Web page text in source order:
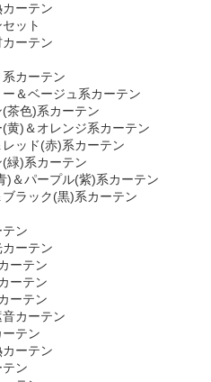
ーテン
ット
ーテン
カーテン
＆ベージュ系カーテン
茶色)系カーテン
(黄)＆オレンジ系カーテン
レッド(赤)系カーテン
緑)系カーテン
)＆パープル(紫)系カーテン
ブラック(黒)系カーテン
ン
ーテン
ーテン
ーテン
ーテン
カーテン
テン
ーテン
ン